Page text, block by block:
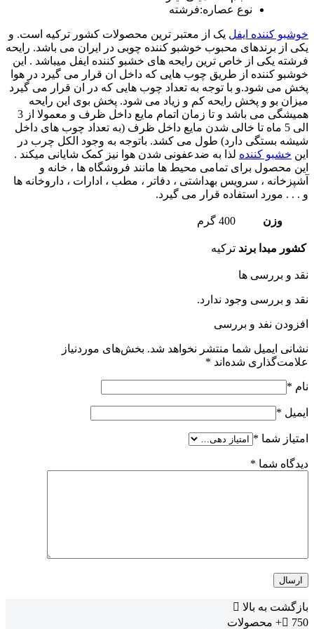
نوع عصاره:فرشته
خوشبو کننده ایفل یک از معتبر ترین محصولات کشور ترکیه است. و
یکی از برندهای محبوب خوشبو کننده چوبی در ایران می باشد. رایحه
فرشته یکی از خاص ترین رایحه های خشبو کننده ایفل میباشد . این
خوشبو کننده از طریق چوب هایی که داخل ان قرار می گیرد در هوا
پخش می شود.و با توجه به تعداد چوب هایی که در ان قرار می گیرد
میزان بو و پخش رایحه کم و زیاد می شود. پخش بوی این رایحه
همیشگی می باشد و تا زمان اتمام مایع داخل ظرف و معمولا از 3
الی 5 ماه تا خالی شدن مایع داخل ظرف (به تعداد چوب های داخل
شیشه بستگی دارد) طول می کشد. باتوجه به وجود الکل چرب در
این خشبو کننده لذا به ضدعفونی شدن هوا نیز کمک شایانی میکند .
این محصول برای تمامی محیط ها مانند فروشگاه ها ، خانه و
آشپزخانه ، سرویس بهداشتی ، دفاتر ، مطب ، ادارات ، داروخانه ها
و . . . مورد استفاده قرار می گیرد.
وزن 400 گرم
کشور مبدا برند ترکیه
نقد و بررسی ها
نقد و بررسی وجود ندارد.
افزودن نفد و بررسی
نشانی ایمیل شما منتشر نخواهد شد. بخش‌های موردنیاز
علامت‌گذاری شده‌اند *
نام *
ایمیل *
امتیاز شما *
دیدگاه شما *
بازگشت به بالا
750+
محصولات